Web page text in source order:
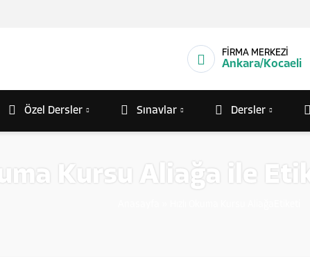
FİRMA MERKEZİ
Ankara/Kocaeli
Özel Dersler Sınavlar Dersler
Kursu Aliağa ile